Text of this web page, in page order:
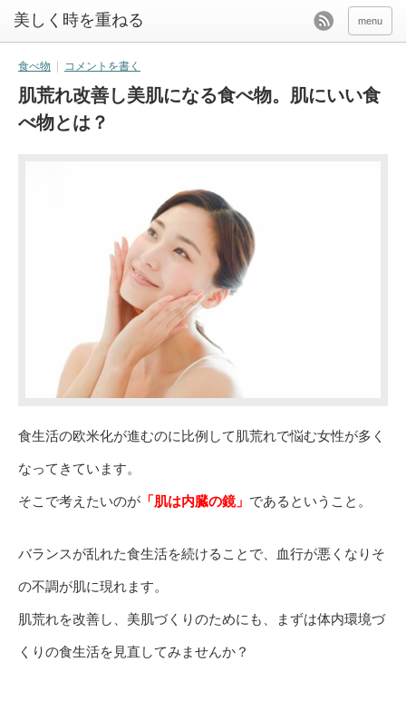
美しく時を重ねる menu
食べ物 コメントを書く
肌荒れ改善し美肌になる食べ物。肌にいい食
べ物とは？
食生活の欧米化が進むのに比例して肌荒れで悩む女性が多く
なってきています。
そこで考えたいのが 「肌は内臓の鏡」 であるということ。
バランスが乱れた食生活を続けることで、血行が悪くなりそ
の不調が肌に現れます。
肌荒れを改善し、美肌づくりのためにも、まずは体内環境づ
くりの食生活を見直してみませんか？